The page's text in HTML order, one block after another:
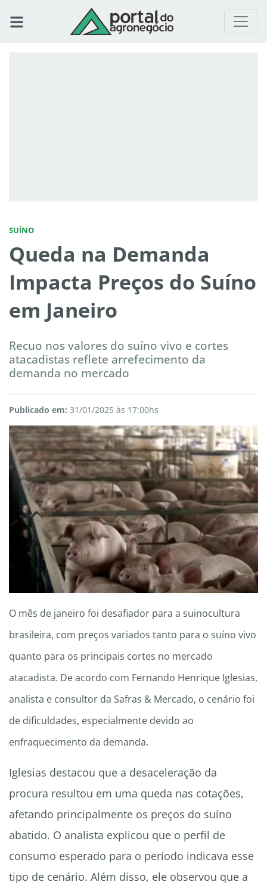
SUÍNO
Queda na Demanda
Impacta Preços do Suíno
em Janeiro
Recuo nos valores do suíno vivo e cortes
atacadistas reflete arrefecimento da
demanda no mercado
Publicado em: 31/01/2025 às 17:00hs
O mês de janeiro foi desafiador para a suinocultura
brasileira, com preços variados tanto para o suíno vivo
quanto para os principais cortes no mercado
atacadista. De acordo com Fernando Henrique Iglesias,
analista e consultor da Safras & Mercado, o cenário foi
de dificuldades, especialmente devido ao
enfraquecimento da demanda.
Iglesias destacou que a desaceleração da
procura resultou em uma queda nas cotações,
afetando principalmente os preços do suíno
abatido. O analista explicou que o perfil de
consumo esperado para o período indicava esse
tipo de cenário. Além disso, ele observou que a